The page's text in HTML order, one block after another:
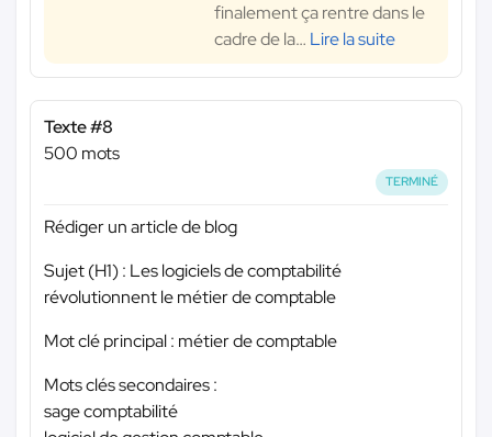
finalement ça rentre dans le
cadre de la… Lire la suite
Texte #8
500 mots
TERMINÉ
Rédiger un article de blog
Sujet (H1) : Les logiciels de comptabilité
révolutionnent le métier de comptable
Mot clé principal : métier de comptable
Mots clés secondaires :
sage comptabilité